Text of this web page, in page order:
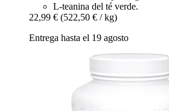
L-teanina del té verde.
22,99 € (522,50 € / kg)
Entrega hasta el 19 agosto